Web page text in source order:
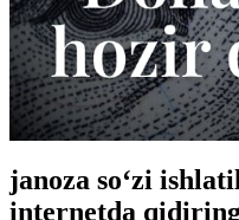
janoza so‘zi
internetda